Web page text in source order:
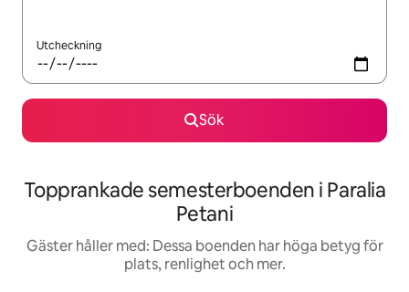
Utcheckning
Sök
Topprankade semesterboenden i Paralia
Petani
Gäster håller med: Dessa boenden har höga betyg för
plats, renlighet och mer.